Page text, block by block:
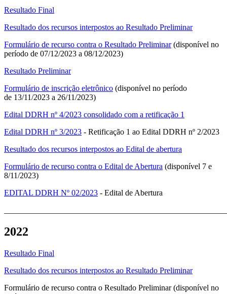
Resultado Final
Resultado dos recursos interpostos ao Resultado Preliminar
Formulário de recurso contra o Resultado Preliminar(disponível no
período de 07/12/2023 a 08/12/2023)
Resultado Preliminar
Formulário de inscrição eletrônico (disponível no período
de 13/11/2023 a 26/11/2023)
Edital DDRH nº 4/2023 consolidado com a retificação 1
Edital DDRH nº 3/2023 - Retificação 1 ao Edital DDRH nº 2/2023
Resultado dos recursos interpostos ao Edital de abertura
Formulário de recurso contra o Edital de Abertura (disponível 7 e
8/11/2023)
EDITAL DDRH Nº 02/2023 - Edital de Abertura
2022
Resultado Final
Resultado dos recursos interpostos ao Resultado Preliminar
Formulário de recurso contra o Resultado Preliminar (disponível no